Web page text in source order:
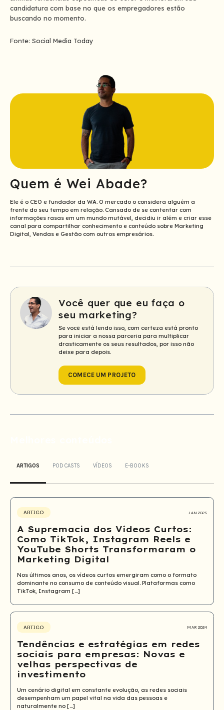
candidatura com base no que os empregadores estão
buscando no momento.
Fonte: Social Media Today
Quem é Wei Abade?
Ele é o CEO e fundador da WA. O mercado o considera alguém a
frente do seu tempo em relação. Cansado de se contentar com
informações rasas em um mundo mutável, decidiu ir além e criar esse
canal para compartilhar conhecimento e conteúdo sobre Marketing
Digital, Vendas e Gestão com outros empresários.
Você quer que eu faça o
seu marketing?
Se você está lendo isso, com certeza está pronto
para iniciar a nossa parceria para multiplicar
drasticamente os seus resultados, por isso não
deixe para depois.
COMECE UM PROJETO
ARTIGOS PODCASTS VÍDEOS E-BOOKS
ARTIGO JAN 2025
A Supremacia dos Vídeos Curtos:
Como TikTok, Instagram Reels e
YouTube Shorts Transformaram o
Marketing Digital
Nos últimos anos, os vídeos curtos emergiram como o formato
dominante no consumo de conteúdo visual. Plataformas como
TikTok, Instagram […]
ARTIGO MAR 2024
Tendências e estratégias em redes
sociais para empresas: Novas e
velhas perspectivas de
investimento
Um cenário digital em constante evolução, as redes sociais
desempenham um papel vital na vida das pessoas e
naturalmente no […]